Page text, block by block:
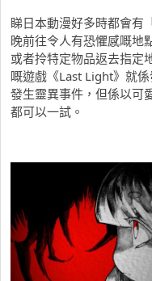
睇日本動漫好多時都會有
晚前往令人有恐懼感嘅地
或者拎特定物品返去指定
嘅遊戲《Last Light》就
發生靈異事件，但係以可
都可以一試。